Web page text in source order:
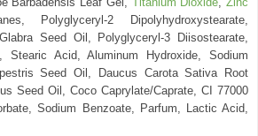
Polyglyceryl-2 Dipolyhydroxystearate,
Seed Oil, Polyglyceryl-3 Diisostearate,
Stearic Acid, Aluminum Hydroxide, Sodium
Seed Oil, Daucus Carota Sativa Root
Seed Oil, Coco Caprylate/Caprate, CI 77000
Sodium Benzoate, Parfum, Lactic Acid,